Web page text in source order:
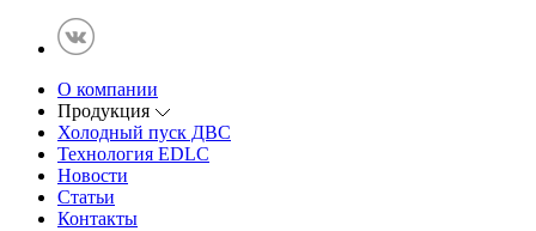
О компании
Продукция
Холодный пуск ДВС
Технология EDLC
Новости
Статьи
Контакты